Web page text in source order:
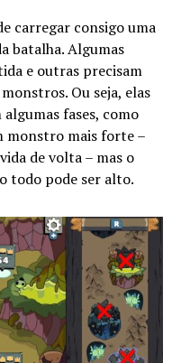
carregar consigo uma
batalha. Algumas
e outras precisam
Ou seja, elas
fases, como
monstro mais forte –
de volta – mas o
todo pode ser alto.